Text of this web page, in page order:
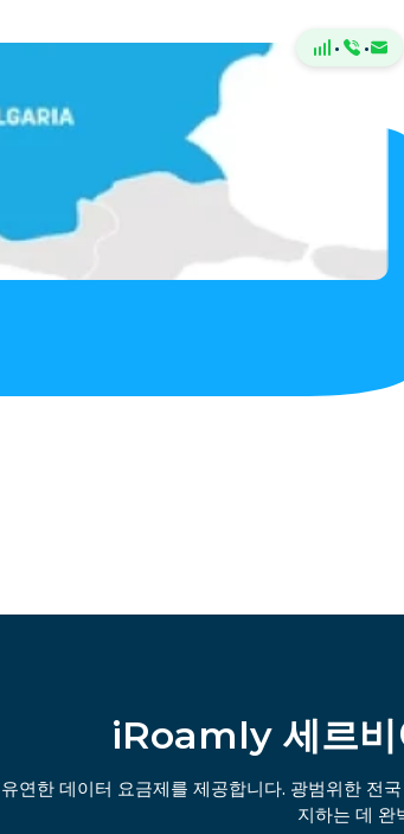
· ·
iRoamly 세르비
연한 데이터 요금제를 제공합니다. 광범위한 전
지하는 데 완